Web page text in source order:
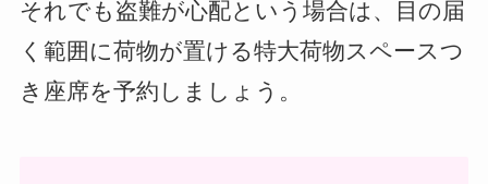
それでも盗難が心配という場合は、目の届
く範囲に荷物が置ける特大荷物スペースつ
き座席を予約しましょう。